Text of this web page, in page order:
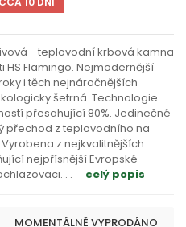
- teplovodní krbová kamna
Flamingo. Nejmodernější
i těch nejnáročnějších
šetrná. Technologie
přesahující 80%. Jedinečné
přechod z teplovodního na
z nejkvalitnějších
nejpřísnější Evropské
. . . celý popis
MOMENTÁLNĚ VYPRODÁNO